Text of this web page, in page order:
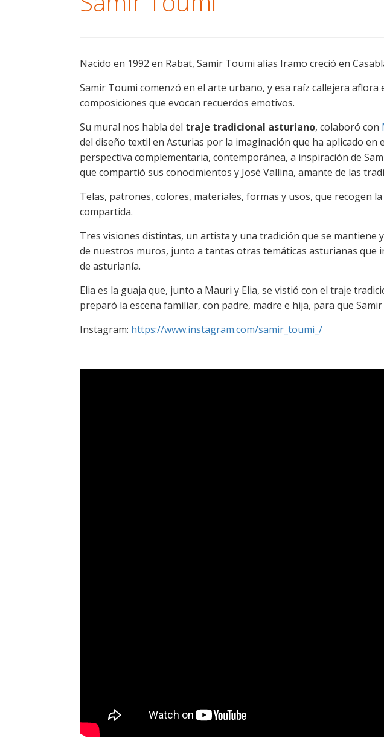
Nacido en 1992 en Rabat, Samir Toumi alias Iramo creció en
Samir Toumi comenzó en el arte urbano, y esa raíz callejera
composiciones que evocan recuerdos emotivos.
Su mural nos habla del traje tradicional asturiano, colaboró con
del diseño textil en Asturias por la imaginación que ha aplicado
perspectiva complementaria, contemporánea, a inspiración de
que compartió sus conocimientos y José Vallina, amante de las
Telas, patrones, colores, materiales, formas y usos, que recogen
compartida.
Tres visiones distintas, un artista y una tradición que se
de nuestros muros, junto a tantas otras temáticas asturianas que
de asturianía.
Elia es la guaja que, junto a Mauri y Elia, se vistió con el traje
preparó la escena familiar, con padre, madre e hija, para que
Instagram: https://www.instagram.com/samir_toumi_/